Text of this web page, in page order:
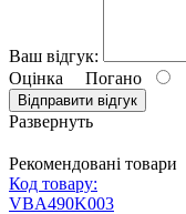
Ваш відгук:
Оцінка Погано
Відправити відгук
Развернуть
Рекомендовані товари
Код товару:
VBA490K003